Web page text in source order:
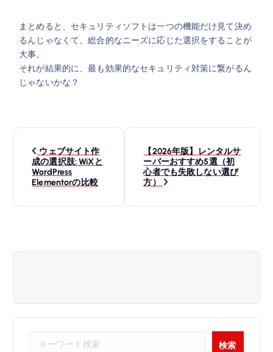
まとめると、セキュリティソフトは一つの機能だけ見て決め
るんじゃなくて、総合的なニーズに応じた選択をすることが
大事。
それが結果的に、最も効果的なセキュリティ対策に繋がるん
じゃないかな？
ウェブサイト作
成の選択肢: WiXと
WordPress
Elementorの比較
【2026年版】レンタルサ
ーバーおすすめ5選（初
心者でも失敗しない選び
方）
検索